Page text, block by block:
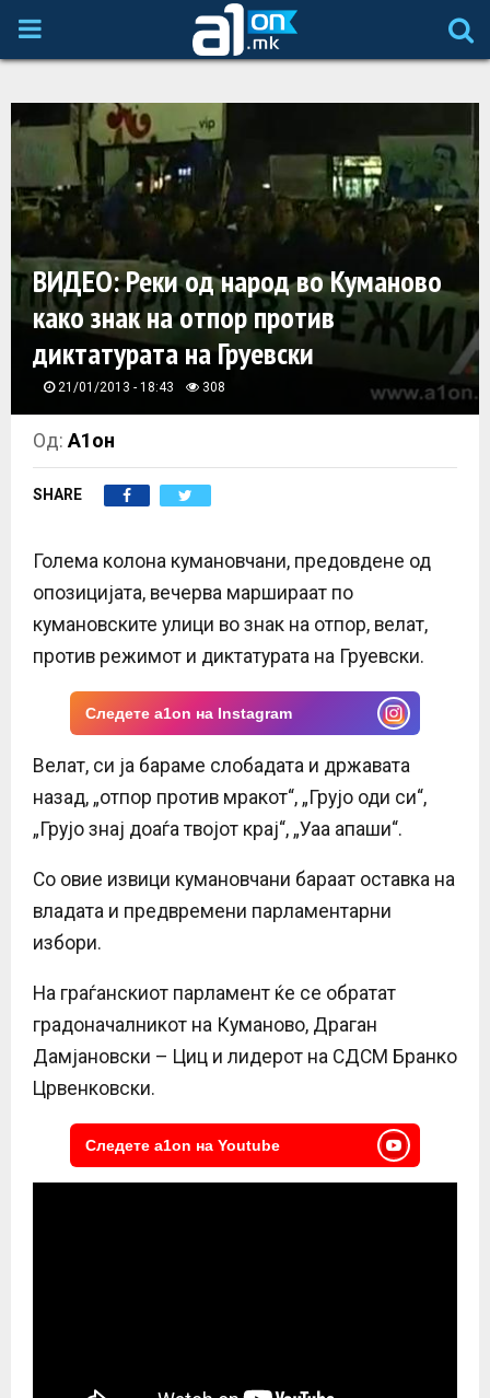
P
M
A
R
M
E
N
U
ВИДЕО: Реки од народ во Куманово
како знак на отпор против
диктатурата на Груевски
21/01/2013 - 18:43 308
Од:А1он
SHARE
Голема колона кумановчани, предовдене од
опозицијата, вечерва маршираат по
кумановските улици во знак на отпор, велат,
против режимот и диктатурата на Груевски.
Следете a1on на Instagram
Велат, си ја бараме слобадата и државата
назад, „отпор против мракот“, „Грујо оди си“,
„Грујо знај доаѓа твојот крај“, „Уаа апаши“.
Со овие извици кумановчани бараат оставка на
владата и предвремени парламентарни
избори.
На граѓанскиот парламент ќе се обратат
градоначалникот на Куманово, Драган
Дамјановски – Циц и лидерот на СДСМ Бранко
Црвенковски.
Следете a1on на Youtube